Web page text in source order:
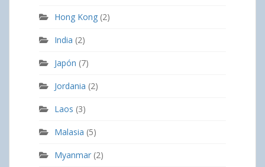
Hong Kong (2)
India (2)
Japón (7)
Jordania (2)
Laos (3)
Malasia (5)
Myanmar (2)